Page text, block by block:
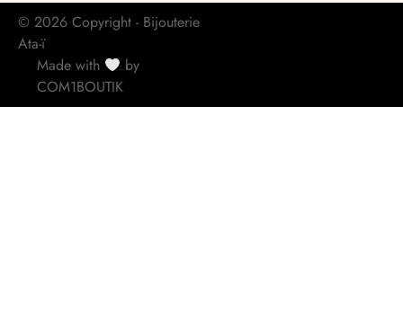
© 2026 Copyright - Bijouterie
Ata-ï
Made with
by
COM1BOUTIK